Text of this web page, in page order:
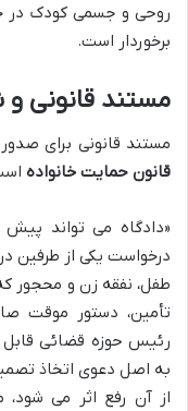
روحی و جسمی کودک در
برخوردار است.
مستند قانونی
مستند قانونی برای
قانون حمایت خانواده
«دادگاه می تواند
درخواست یکی از طرفین
طفل، نفقه زن و محجور
تأمین، دستور موقت
به اصل دعوی اتخاذ
از آن رفع اثر می شود،